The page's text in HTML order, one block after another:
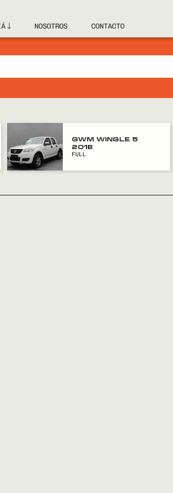
NOSOTROS CONTACTO
GWM WINGLE 5
2018
FULL